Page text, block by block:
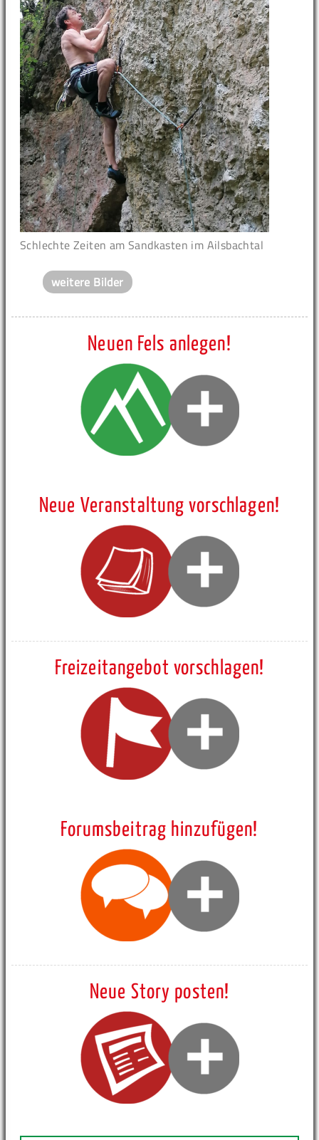
Schlechte Zeiten am Sandkasten im Ailsbachtal
weitere Bilder
Neuen Fels anlegen!
Neue Veranstaltung vorschlagen!
Freizeitangebot vorschlagen!
Forumsbeitrag hinzufügen!
Neue Story posten!